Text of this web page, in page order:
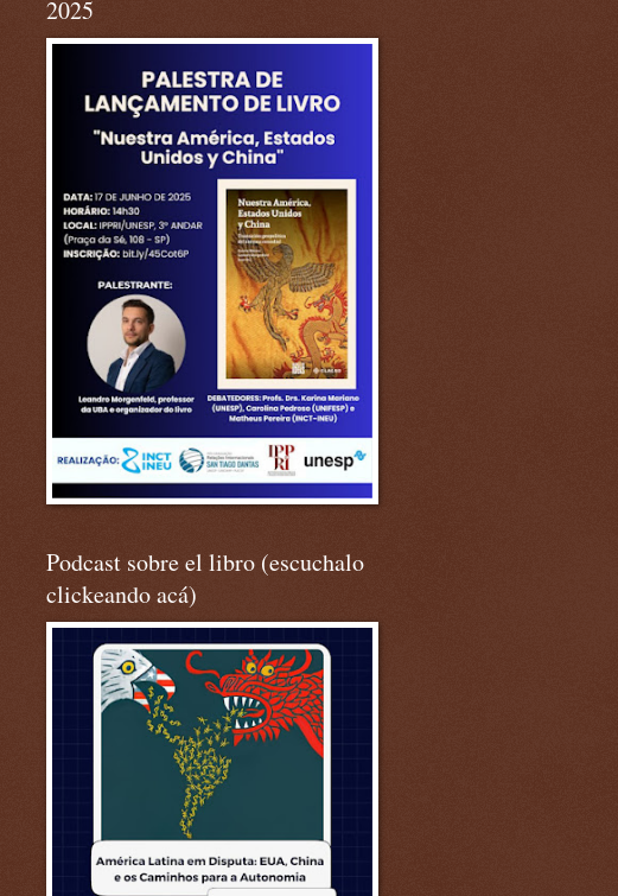
2025
Podcast sobre el libro (escuchalo
clickeando acá)